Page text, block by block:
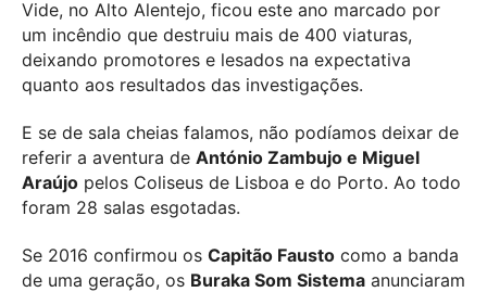
Vide, no Alto Alentejo, ficou este ano marcado por
um incêndio que destruiu mais de 400 viaturas,
deixando promotores e lesados na expectativa
quanto aos resultados das investigações.
E se de sala cheias falamos, não podíamos deixar de
referir a aventura de António Zambujo e Miguel
Araújo pelos Coliseus de Lisboa e do Porto. Ao todo
foram 28 salas esgotadas.
Se 2016 confirmou os Capitão Fausto como a banda
de uma geração, os Buraka Som Sistema anunciaram